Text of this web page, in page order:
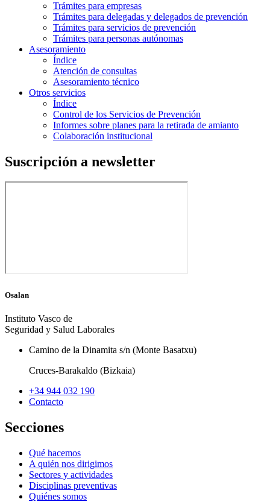
Trámites para empresas
Trámites para delegadas y delegados de prevención
Trámites para servicios de prevención
Trámites para personas autónomas
Asesoramiento
Índice
Atención de consultas
Asesoramiento técnico
Otros servicios
Índice
Control de los Servicios de Prevención
Informes sobre planes para la retirada de amianto
Colaboración institucional
Suscripción a newsletter
Osalan
Instituto Vasco de
Seguridad y Salud Laborales
Camino de la Dinamita s/n (Monte Basatxu)
Cruces-Barakaldo (Bizkaia)
+34 944 032 190
Contacto
Secciones
Qué hacemos
A quién nos dirigimos
Sectores y actividades
Disciplinas preventivas
Quiénes somos